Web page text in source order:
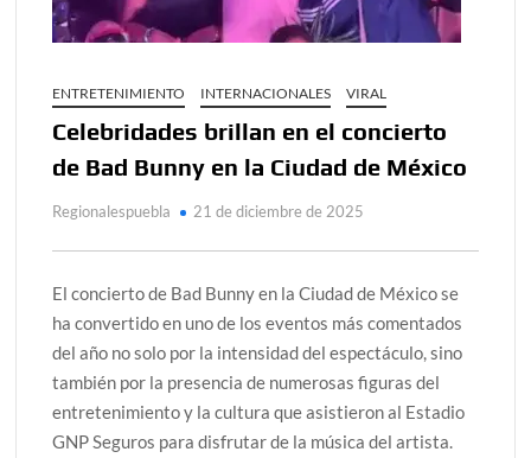
ENTRETENIMIENTO INTERNACIONALES VIRAL
Celebridades brillan en el concierto
de Bad Bunny en la Ciudad de México
Regionalespuebla 21 de diciembre de 2025
El concierto de Bad Bunny en la Ciudad de México se
ha convertido en uno de los eventos más comentados
del año no solo por la intensidad del espectáculo, sino
también por la presencia de numerosas figuras del
entretenimiento y la cultura que asistieron al Estadio
GNP Seguros para disfrutar de la música del artista.